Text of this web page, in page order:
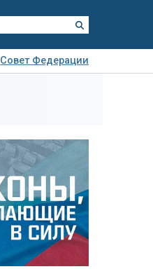
Совет Федерации